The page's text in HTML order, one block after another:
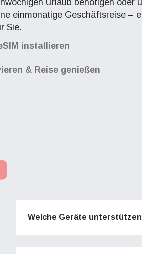
Urlaub benötigen oder
einmonatige Geschäftsreise –
Sie.
installieren
& Reise genießen
Welche Geräte unterstützen
They